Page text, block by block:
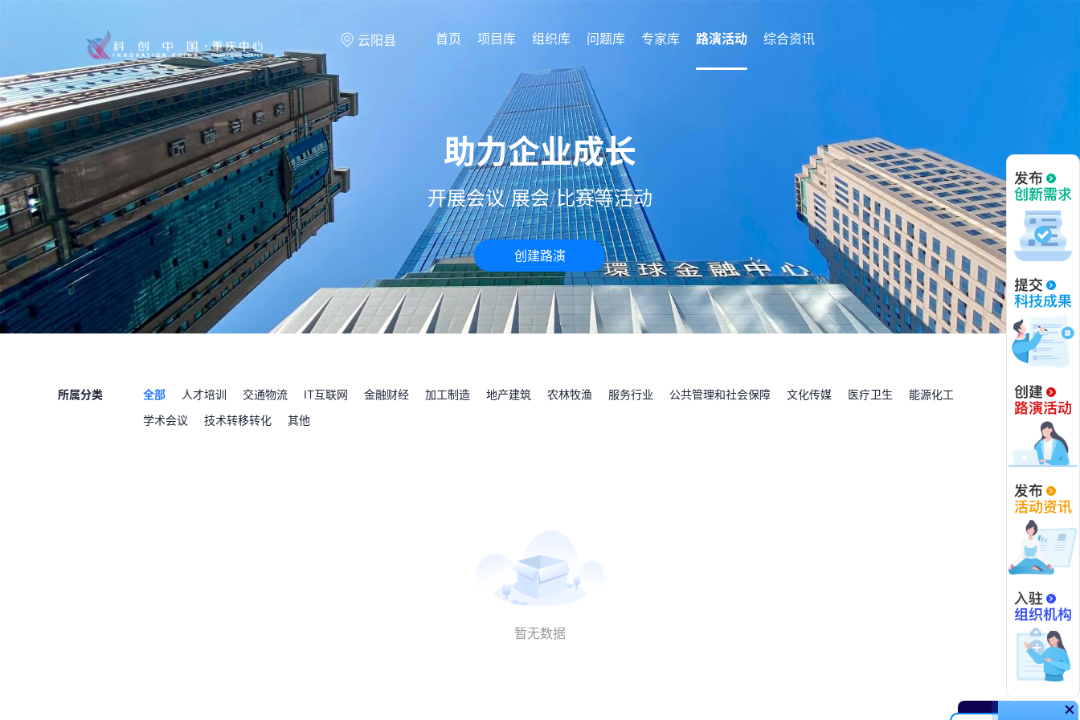
云阳县 首页 项目库 组织库 问题库 专家库 路演活动 综合资讯
助力企业成长
开展会议/展会/比赛等活动
创建路演
所属分类 全部 人才培训 交通物流 IT互联网 金融财经 加工制造 地产建筑 农林牧渔 服务行业 公共管理和社会保障 文化传媒 医疗卫生
能源化工
学术会议
技术转移转化 其他
暂无数据